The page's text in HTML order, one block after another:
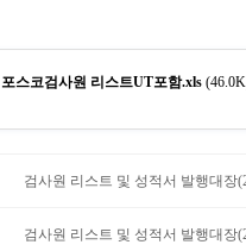
포스코검사원 리스트UT포함.xls
검사원 리스트 및 성적서 발행대장
검사원 리스트 및 성적서 발행대장